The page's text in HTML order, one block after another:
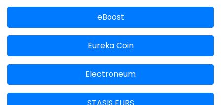
eBoost
Eureka Coin
Electroneum